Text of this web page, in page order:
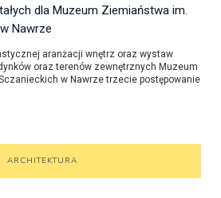
dla Muzeum Ziemiaństwa im.
Nawrze
aranżacji wnętrz oraz wystaw
oraz terenów zewnętrznych Muzeum
w Nawrze trzecie postępowanie
ARCHITEKTURA